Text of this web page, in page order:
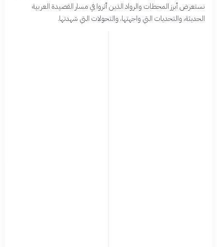
نستعرض أبرز المحطات والرواد الذين أثروا في مسار القصيدة العربية
الحديثة، والتحديات التي واجهتها، والتحولات التي شهدتها.